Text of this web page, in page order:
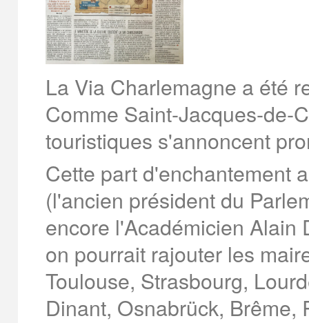
La Via Charlemagne a été
Comme Saint-Jacques-de-
touristiques s'annoncent
Cette part d'enchantement
(l'ancien président du
encore l'Académicien Alain
on pourrait rajouter les
Toulouse, Strasbourg,
Dinant, Osnabrück,